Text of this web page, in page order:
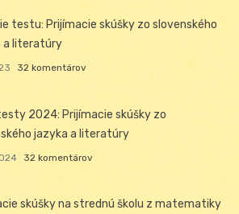
testu: Prijímacie skúšky zo slovenského
a literatúry
32 komentárov
2024: Prijímacie skúšky zo
jazyka a literatúry
32 komentárov
skúšky na strednú školu z matematiky